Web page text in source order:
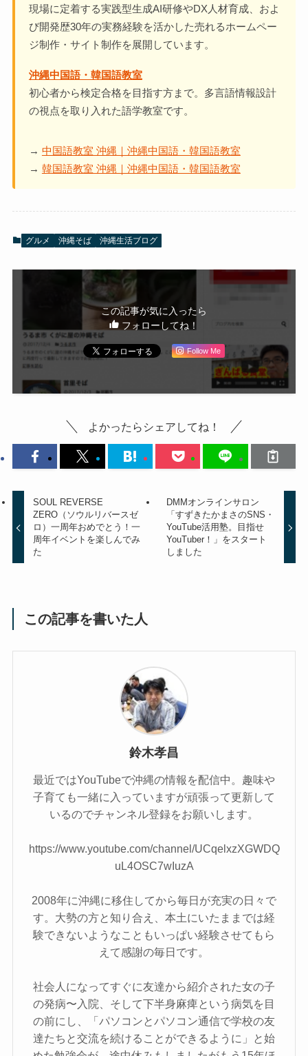
現場に定着する実践型生成AI研修やDX人材育成、およ
び開発歴30年の実務経験を活かした売れるホームペー
ジ制作・サイト制作を展開しています。
沖縄中国語・韓国語教室
初心者から検定合格を目指す方まで。多言語情報設計
の視点を取り入れた語学教室です。
→ 中国語教室 沖縄｜沖縄中国語・韓国語教室
→ 韓国語教室 沖縄｜沖縄中国語・韓国語教室
グルメ 沖縄そば 沖縄生活ブログ
この記事が気に入ったら
フォローしてね！
Follow Me
よかったらシェアしてね！
SOUL REVERSE
ZERO（ソウルリバースゼ
ロ）一周年おめでとう！一
周年イベントを楽しんでみ
た
DMMオンラインサロン
「すずきたかまさのSNS・
YouTube活用塾。目指せ
YouTuber！」をスタート
しました
この記事を書いた人
鈴木孝昌
最近ではYouTubeで沖縄の情報を配信中。趣味や
子育ても一緒に入っていますが頑張って更新して
いるのでチャンネル登録をお願いします。
https://www.youtube.com/channel/UCqelxzXGWDQ
uL4OSC7wIuzA
2008年に沖縄に移住してから毎日が充実の日々で
す。大勢の方と知り合え、本土にいたままでは経
験できないようなこともいっぱい経験させてもら
えて感謝の毎日です。
社会人になってすぐに友達から紹介された女の子
の発病〜入院、そして下半身麻痺という病気を目
の前にし、「パソコンとパソコン通信で学校の友
達たちと交流を続けることができるように」と始